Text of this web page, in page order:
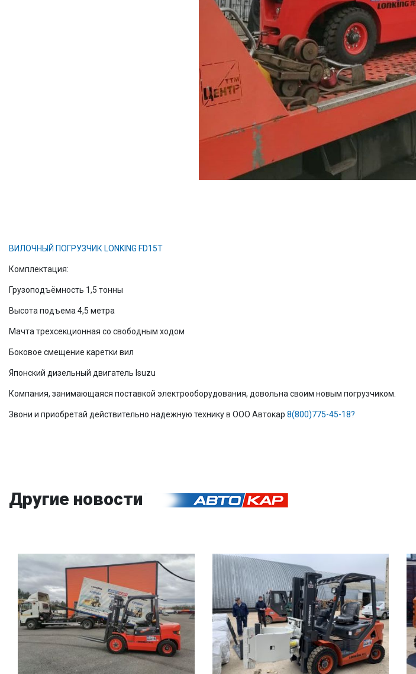
ВИЛОЧНЫЙ ПОГРУЗЧИК LONKING FD15T
Комплектация:
Грузоподъёмность 1,5 тонны
Высота подъема 4,5 метра
Мачта трехсекционная со свободным ходом
Боковое смещение каретки вил
Японский дизельный двигатель Isuzu
Компания, занимающаяся поставкой электрооборудования, довольна своим новым погрузчиком.
Звони и приобретай действительно надежную технику в ООО Автокар 8(800)775-45-18?
Другие новости